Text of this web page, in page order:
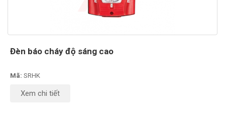
Đèn báo cháy độ sáng cao
Mã: SRHK
Xem chi tiết